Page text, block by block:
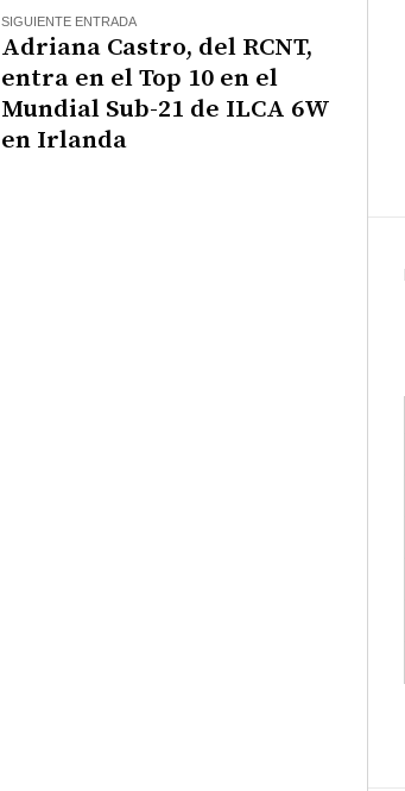
SIGUIENTE ENTRADA
Adriana Castro, del RCNT,
entra en el Top 10 en el
Mundial Sub-21 de ILCA 6W
en Irlanda